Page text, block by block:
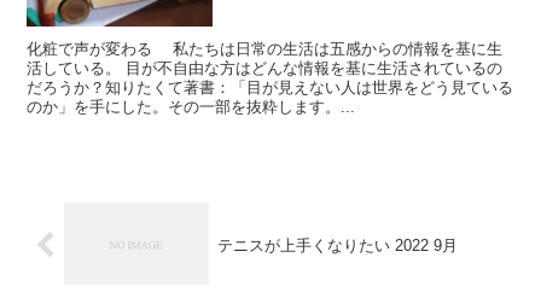
化粧で声が変わる 私たちは日常の生活は五感からの情報を基に生
活している。 目が不自由な方はどんな情報を基に生活されているの
だろうか？知りたくて著書：「目が見えない人は世界をどう見ている
のか」を手にした。その一部を抜粋します。...
テニスが上手くなりたい 2022 9月